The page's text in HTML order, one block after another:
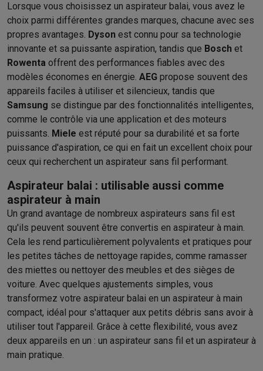
Lorsque vous choisissez un aspirateur balai, vous avez le
choix parmi différentes grandes marques, chacune avec ses
propres avantages. Dyson est connu pour sa technologie
innovante et sa puissante aspiration, tandis que Bosch et
Rowenta offrent des performances fiables avec des
modèles économes en énergie. AEG propose souvent des
appareils faciles à utiliser et silencieux, tandis que
Samsung se distingue par des fonctionnalités intelligentes,
comme le contrôle via une application et des moteurs
puissants. Miele est réputé pour sa durabilité et sa forte
puissance d'aspiration, ce qui en fait un excellent choix pour
ceux qui recherchent un aspirateur sans fil performant.
Aspirateur balai : utilisable aussi comme
aspirateur à main
Un grand avantage de nombreux aspirateurs sans fil est
qu'ils peuvent souvent être convertis en aspirateur à main.
Cela les rend particulièrement polyvalents et pratiques pour
les petites tâches de nettoyage rapides, comme ramasser
des miettes ou nettoyer des meubles et des sièges de
voiture. Avec quelques ajustements simples, vous
transformez votre aspirateur balai en un aspirateur à main
compact, idéal pour s'attaquer aux petits débris sans avoir à
utiliser tout l'appareil. Grâce à cette flexibilité, vous avez
deux appareils en un : un aspirateur sans fil et un aspirateur à
main pratique.